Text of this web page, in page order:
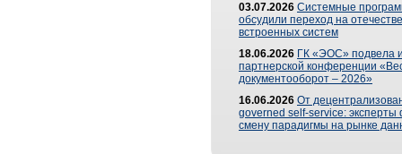
03.07.2026 Системные
обсудили переход на
встроенных систем
18.06.2026 ГК «ЭОС» подвела
партнерской конференции
документооборот – 2026»
16.06.2026 От
governed self-service: эксперты
смену парадигмы на рынке